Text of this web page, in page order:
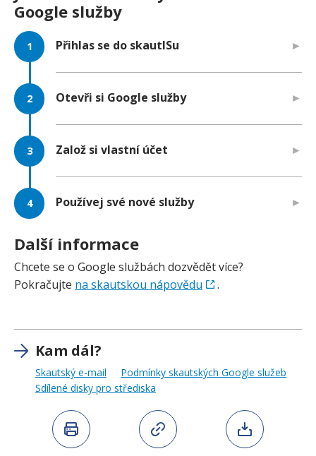
Google služby
Přihlas se do skautISu
Otevři si Google služby
Založ si vlastní účet
Používej své nové služby
Další informace
Chcete se o Google službách dozvědět více?
Pokračujte na skautskou nápovědu .
Kam dál?
Skautský e-mail
Podmínky skautských Google služeb
Sdílené disky pro střediska